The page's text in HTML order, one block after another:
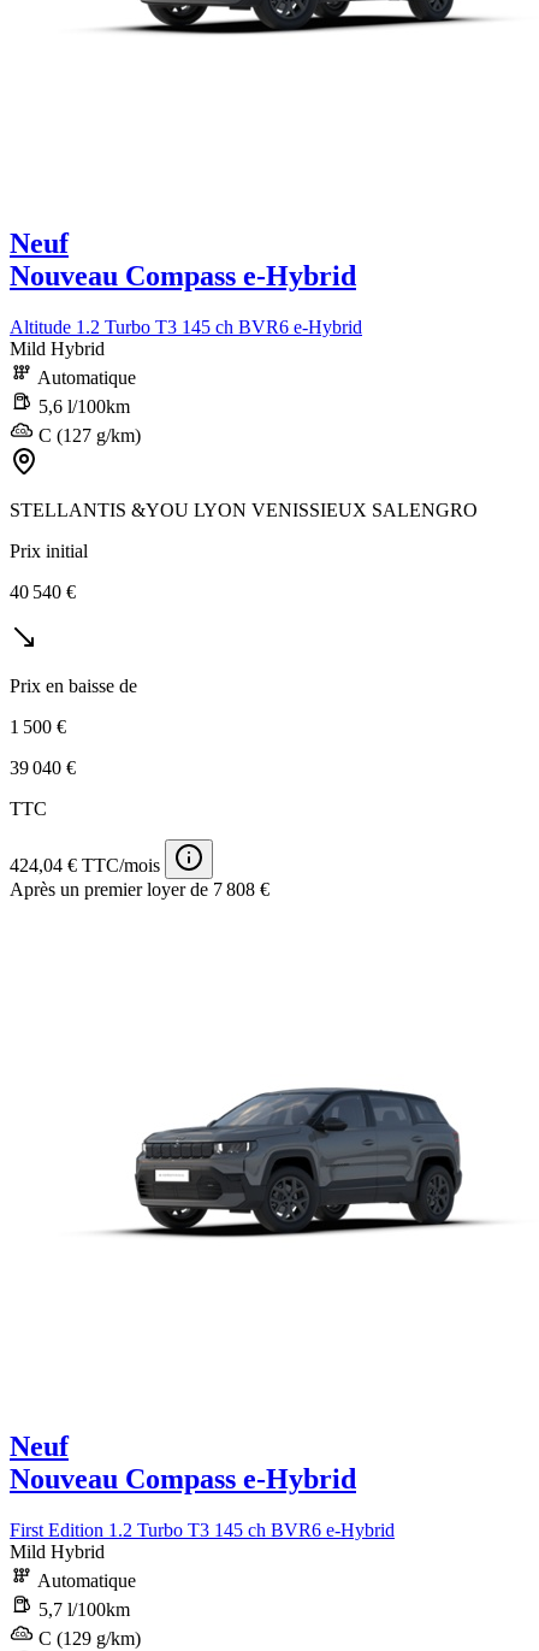
Neuf
Nouveau Compass e-Hybrid
Altitude 1.2 Turbo T3 145 ch BVR6 e-Hybrid
Mild Hybrid
Automatique
5,6 l/100km
C (127 g/km)
STELLANTIS &YOU LYON VENISSIEUX SALENGRO
Prix initial
40 540 €
Prix en baisse de
1 500 €
39 040 €
TTC
424,04 € TTC/mois
Après un premier loyer de 7 808 €
Neuf
Nouveau Compass e-Hybrid
First Edition 1.2 Turbo T3 145 ch BVR6 e-Hybrid
Mild Hybrid
Automatique
5,7 l/100km
C (129 g/km)